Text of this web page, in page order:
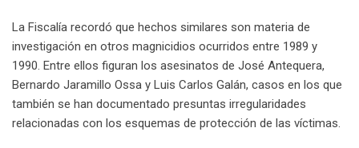
La Fiscalía recordó que hechos similares son materia de
investigación en otros magnicidios ocurridos entre 1989 y
1990. Entre ellos figuran los asesinatos de José Antequera,
Bernardo Jaramillo Ossa y Luis Carlos Galán, casos en los que
también se han documentado presuntas irregularidades
relacionadas con los esquemas de protección de las víctimas.